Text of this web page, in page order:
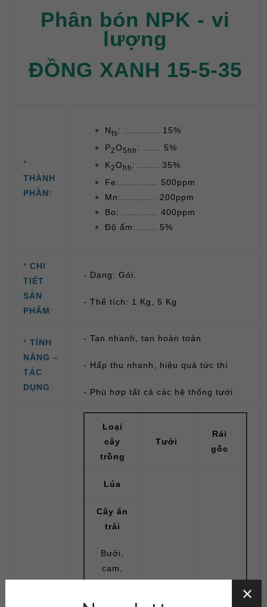
Phân bón NPK - vi
lượng
ĐỒNG XANH 15-5-35
*
THÀNH
PHẦN:
Nts: ............ 15%
P2O5hh : ...... 5%
K 2O hh : ....... 35%
Fe:............. 500ppm
Mn:............ 200ppm
Bo: ............ 400ppm
Độ ẩm:....... 5%
* CHI
TIẾT
SẢN
PHẨM:
- Dạng: Gói.
- Thể tích: 1 Kg, 5 Kg
* TÍNH
NĂNG –
TÁC
DỤNG:
- Tan nhanh, tan hoàn toàn
- Hấp thu nhanh, hiệu quả tức thì
- Phù hợp tất cả các hệ thống tưới
Loại
cây
trồng
Tưới
Rải
gốc
Lúa
Cây ăn
trái
Bưởi,
cam,
quýt,